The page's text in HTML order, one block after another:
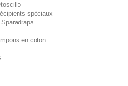
spéciaux
en coton